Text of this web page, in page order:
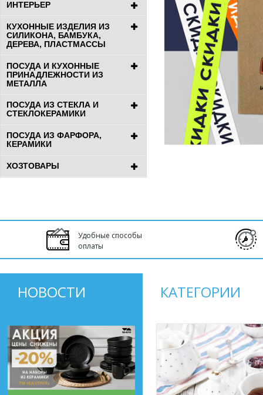
ИНТЕРЬЕР
КУХОННЫЕ ИЗДЕЛИЯ ИЗ
СИЛИКОНА, БАМБУКА,
ДЕРЕВА, ПЛАСТМАССЫ
ПОСУДА И КУХОННЫЕ
ПРИНАДЛЕЖНОСТИ ИЗ
МЕТАЛЛА
ПОСУДА ИЗ СТЕКЛА И
СТЕКЛОКЕРАМИКИ
ПОСУДА ИЗ ФАРФОРА,
КЕРАМИКИ
ХОЗТОВАРЫ
Удобные способы
оплаты
НОВОСТИ КАТЕГОРИИ